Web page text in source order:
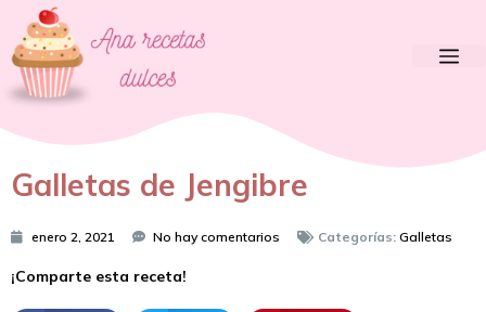
Galletas de Jengibre
enero 2, 2021 No hay comentarios Categorías: Galletas
¡Comparte esta receta!